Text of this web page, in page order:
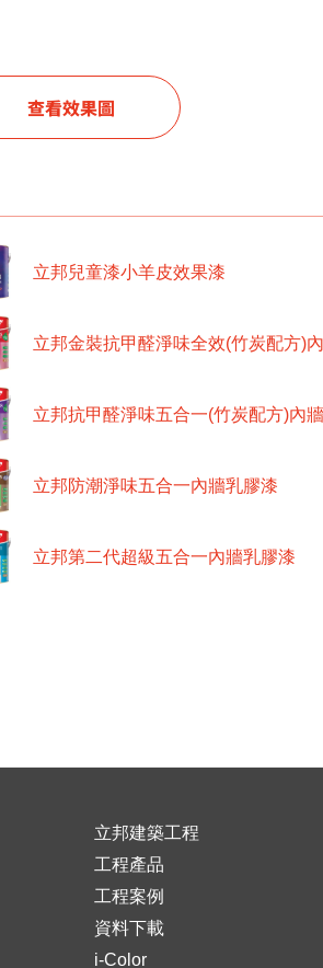
查看效果圖
立邦兒童漆小羊皮效果漆
立邦金裝抗甲醛淨味全效(竹炭配方)
立邦抗甲醛淨味五合一(竹炭配方)內
立邦防潮淨味五合一內牆乳膠漆
立邦第二代超級五合一內牆乳膠漆
立邦建築工程
工程產品
工程案例
資料下載
i-Color